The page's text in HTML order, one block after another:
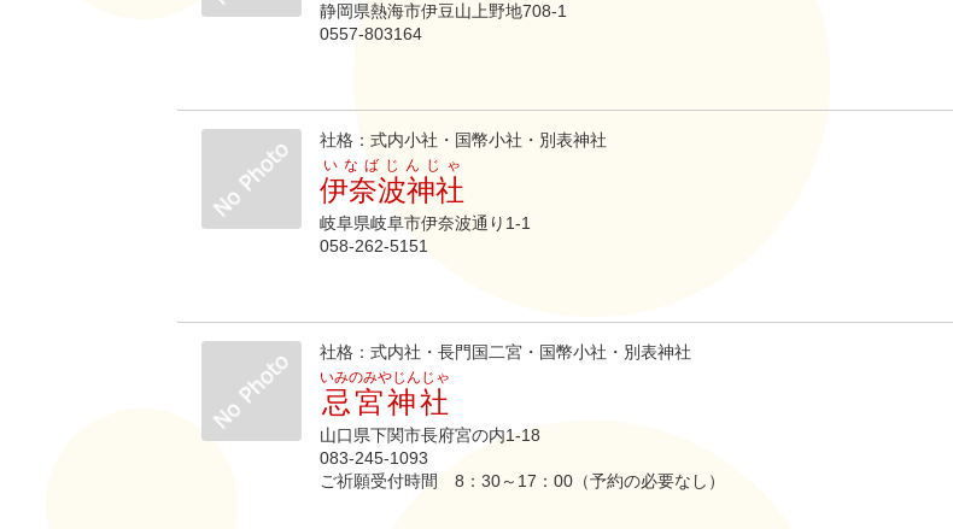
静岡県熱海市伊豆山上野地708-1
0557-803164
社格：式内小社・国幣小社・別表神社
伊奈波神社
いなばじんじゃ
岐阜県岐阜市伊奈波通り1-1
058-262‐5151
社格：式内社・長門国二宮・国幣小社・別表神社
忌宮神社
いみのみやじんじゃ
山口県下関市長府宮の内1-18
083-245-1093
ご祈願受付時間 8：30～17：00（予約の必要なし）